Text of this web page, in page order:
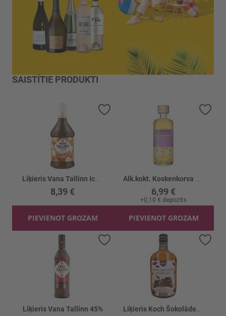
SAISTĪTIE PRODUKTI
8,39 €
PIEVIENOT GROZAM
6,99 €
+0,10 € depozīts
PIEVIENOT GROZAM
Liķieris Vana Tallinn 45%
Pievienot vēlmju sarakstam